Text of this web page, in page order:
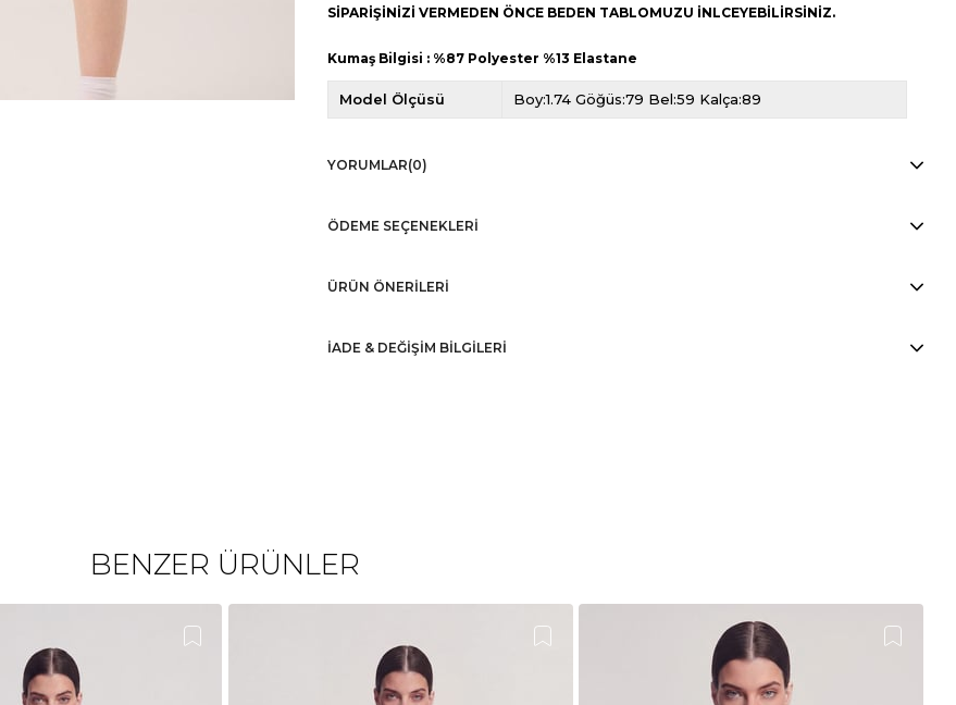
SİPARİŞİNİZİ VERMEDEN ÖNCE BEDEN TABLOMUZU İNLCEYEBİLİRSİNİZ.
Kumaş Bilgisi : %87 Polyester %13 Elastane
Model Ölçüsü Boy:1.74 Göğüs:79 Bel:59 Kalça:89
YORUMLAR(0)
ÖDEME SEÇENEKLERI
ÜRÜN ÖNERILERI
İADE & DEĞİŞİM BİLGİLERİ
BENZER ÜRÜNLER